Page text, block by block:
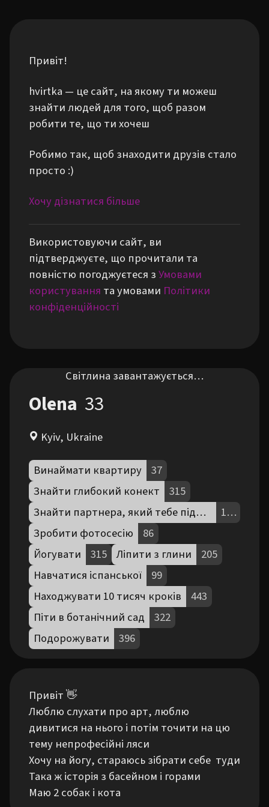
Привіт!
hvirtka — це сайт, на якому ти можеш
знайти людей для того, щоб разом
робити те, що ти хочеш
Робимо так, щоб знаходити друзів стало
просто :)
Хочу дізнатися більше
Використовуючи сайт, ви
підтверджуєте, що прочитали та
повністю погоджуєтеся зУмовами
користування та умовами Політики
конфіденційності
Світлина завантажується…
Olena 33
Kyiv, Ukraine
Винаймати квартиру
37
Знайти глибокий конект
315
Знайти партнера, який тебе підтримує
190
Зробити фотосесію
86
Йогувати
315 Ліпити з глини
205
Навчатися іспанської
99
Находжувати 10 тисяч кроків
443
Піти в ботанічний сад
322
Подорожувати
396
Привіт 👋
Люблю слухати про арт, люблю
дивитися на нього і потім точити на цю
тему непрофесійні ляси
Хочу на йогу, стараюсь зібрати себе  туди
Така ж історія з басейном і горами
Маю 2 собак і кота